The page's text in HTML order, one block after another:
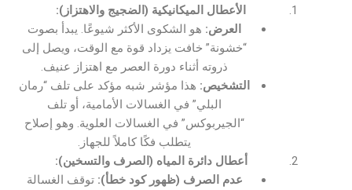
الأعطال الميكانيكية (الضجيج والاهتزاز):
العرض: هو الشكوى الأكثر شيوعًا. يبدأ بصوت
“خشونة” خافت يزداد قوة مع الوقت، ويصل إلى
ذروته أثناء دورة العصر مع اهتزاز عنيف.
التشخيص: هذا مؤشر شبه مؤكد على تلف “رمان
البلي” في الغسالات الأمامية، أو تلف
“الجيربوكس” في الغسالات العلوية. وهو إصلاح
يتطلب فكًا كاملاً للجهاز.
أعطال دائرة المياه (الصرف والتسخين):
عدم الصرف (ظهور كود خطأ): توقف الغسالة